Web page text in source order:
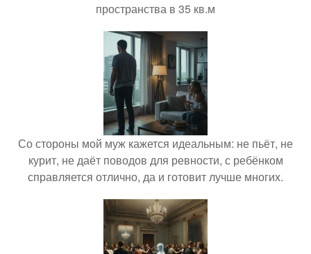
пространства в 35 кв.м
Со стороны мой муж кажется идеальным: не пьёт, не
курит, не даёт поводов для ревности, с ребёнком
справляется отлично, да и готовит лучше многих.